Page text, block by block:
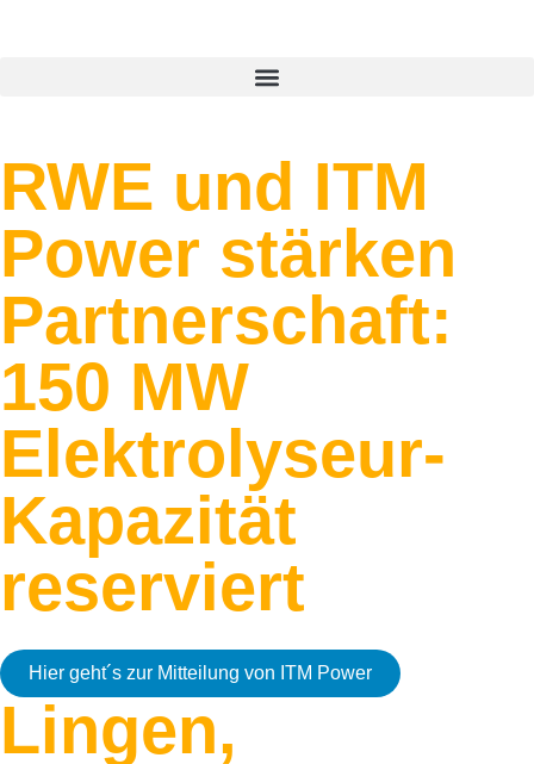
RWE und ITM
Power stärken
Partnerschaft:
150 MW
Elektrolyseur-
Kapazität
reserviert
Hier geht´s zur Mitteilung von ITM Power
Lingen,